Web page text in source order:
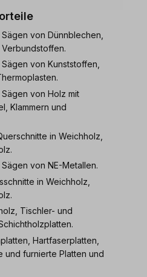
von Dünnblechen,
von Kunststoffen,
von Holz mit
Klammern und
in Weichholz,
von NE-Metallen.
in Weichholz,
Tischler- und
Hartfaserplatten,
und furnierte Platten und